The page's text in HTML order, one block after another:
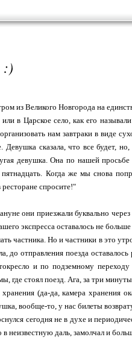
из Великого Новгорода на
в Царское село, как его
нам завтраки в виде
сказала, что все будет,
девушка. Она по нашей
Когда же мы снова
спросите!"
они приезжали буквально через
экспресса оставалось не
частника. Но и частники в это
до отправления поезда
и по подземному
где стоял поезд. Ага, за три
(да-да, камера хранения
вообще-то, у нас билеты
сегодня не в духе и
неизвестную даль, замолчал и